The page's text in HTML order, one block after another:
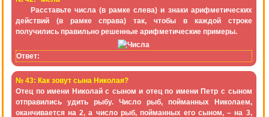
Расставьте числа (в рамке слева) и знаки арифметических
действий (в рамке справа) так, чтобы в каждой строке
получились правильно решенные арифметические примеры.
Ответ:
№ 43: Как зовут сына Николая?
Отец по имени Николай с сыном и отец по имени Петр с сыном
отправились удить рыбу. Число рыб, пойманных Николаем,
оканчивается на 2, а число рыб, пойманных его сыном, – на 3,